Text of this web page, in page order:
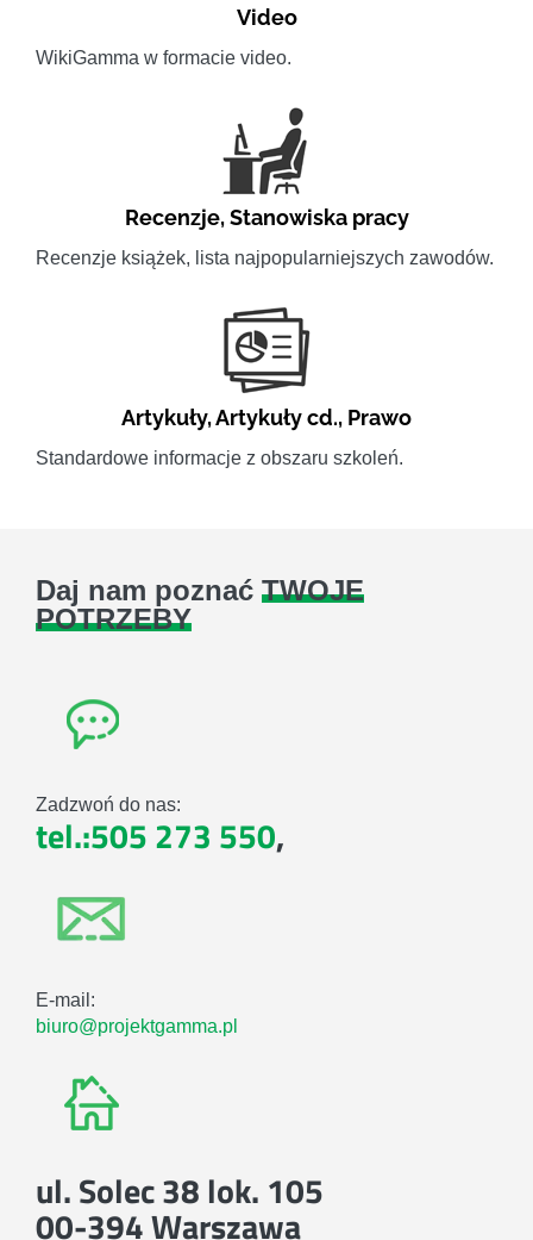
Video
WikiGamma w formacie video.
Recenzje,Stanowiska pracy
Recenzje książek, lista najpopularniejszych zawodów.
Artykuły,Artykuły cd., Prawo
Standardowe informacje z obszaru szkoleń.
Daj nam poznać TWOJE
POTRZEBY
Zadzwoń do nas:
tel.:505 273 550,
E-mail:
biuro@projektgamma.pl
ul. Solec 38 lok. 105
00-394 Warszawa